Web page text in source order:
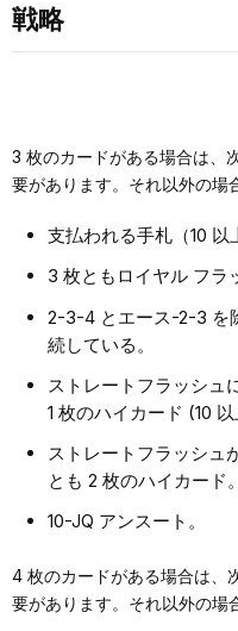
戦略
3 枚のカードがある場合は、
要があります。それ以外の場
支払われる手札（10 以
3 枚ともロイヤル フラ
2-3-4 とエース-2-3 を
続している。
ストレートフラッシュ
1 枚のハイカード (10 以
ストレートフラッシュ
とも 2 枚のハイカード。
10-JQ アンスート。
4 枚のカードがある場合は、
要があります。それ以外の場